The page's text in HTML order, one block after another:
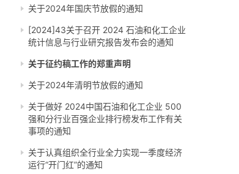
关于2024年国庆节放假的通知
[2024]43关于召开 2024 石油和化工企业
统计信息与行业研究报告发布会的通知
关于征约稿工作的郑重声明
关于2024年清明节放假的通知
关于做好 2024中国石油和化工企业 500
强和分行业百强企业排行榜发布工作有关
事项的通知
关于认真组织全行业全力实现一季度经济
运行“开门红”的通知